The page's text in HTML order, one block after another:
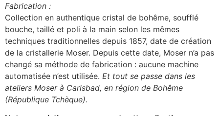
Fabrication :
Collection en authentique cristal de bohême, soufflé
bouche, taillé et poli à la main selon les mêmes
techniques traditionnelles depuis 1857, date de création
de la cristallerie Moser. Depuis cette date, Moser n’a pas
changé sa méthode de fabrication : aucune machine
automatisée n’est utilisée. Et tout se passe dans les
ateliers Moser à Carlsbad, en région de Bohême
(République Tchèque).